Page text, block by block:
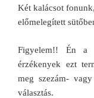
Két kalácsot
előmelegített
Figyelem!! Én a
érzékenyek ezt
meg szezám-
választás.